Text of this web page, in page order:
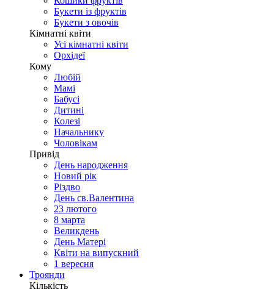
Букети із фруктів
Букети з овочів
Кімнатні квіти
Усі кімнатні квіти
Орхідеї
Кому
Любій
Мамі
Бабусі
Дитині
Колезі
Начальнику
Чоловікам
Привід
День народження
Новий рік
Різдво
День св.Валентина
23 лютого
8 марта
Великдень
День Матері
Квіти на випускний
1 вересня
Троянди
Кількість